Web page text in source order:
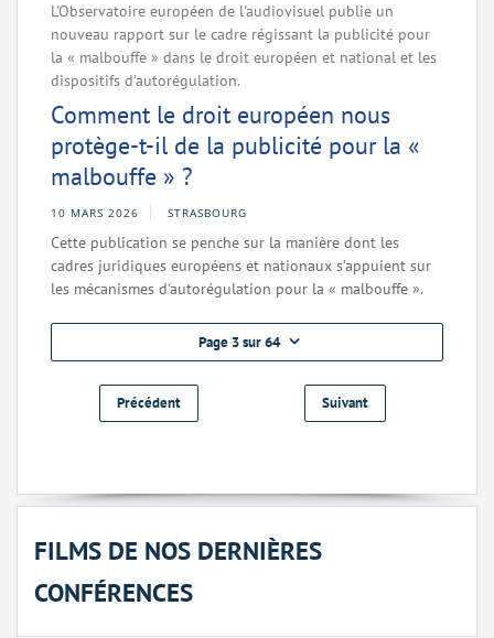
L'Observatoire européen de l'audiovisuel publie un
nouveau rapport sur le cadre régissant la publicité pour
la « malbouffe » dans le droit européen et national et les
dispositifs d'autorégulation.
Comment le droit européen nous
protège-t-il de la publicité pour la «
malbouffe » ?
10 MARS 2026 STRASBOURG
Cette publication se penche sur la manière dont les
cadres juridiques européens et nationaux s’appuient sur
les mécanismes d'autorégulation pour la « malbouffe ».
Page 3 sur 64
Précédent Suivant
FILMS DE NOS DERNIÈRES
CONFÉRENCES